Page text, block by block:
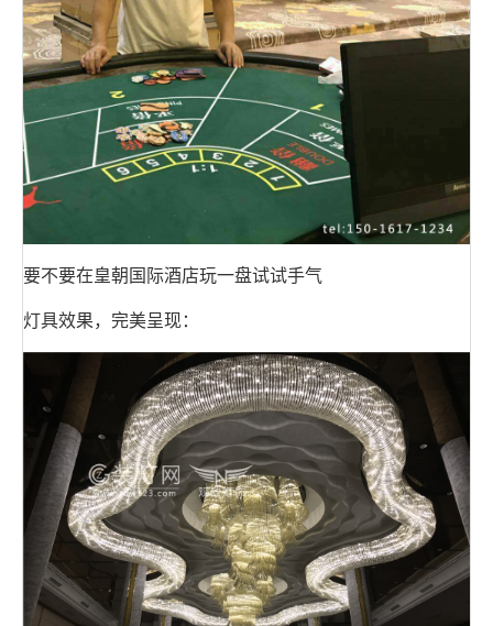
要不要在皇朝国际酒店玩一盘试试手气
灯具效果，完美呈现：